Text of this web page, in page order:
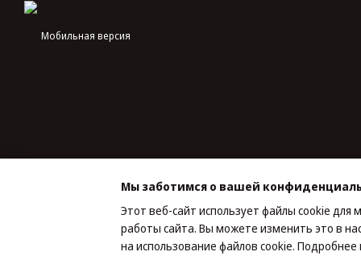
Мобильная версия
Интернет-магазин создан с Хорошоп
Мы заботимся о вашей
Этот веб-сайт использует файлы cookie для
работы сайта. Вы можете изменить это в
на использование файлов cookie.